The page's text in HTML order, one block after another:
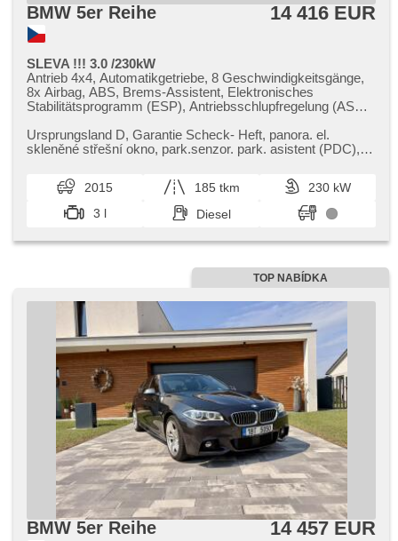
BMW 5er Reihe 14 416 EUR
SLEVA !!! 3.0 /230kW
Antrieb 4x4, Automatikgetriebe, 8 Geschwindigkeitsgänge,
8x Airbag, ABS, Brems-Assistent, Elektronisches
Stabilitätsprogramm (ESP), Antriebsschlupfregelung (ASR),
Klimaautomatik, Klimaanlage, Standheizung, Tempomat,
Xenonscheinwerfer, Bi Xenon-Scheinwerfer, Alufelgen, erfüllt
Lichtsensor, Scheibenwischersensor, autom. einstellbares
Lenkrad, Lenkrad einstellbar, Multifunktionslenkrad, řazení
pádly pod volantem, Bluetooth, El. Wagentürschlüssung, El.
Seitenscheiben, El. Vorderscheiben, El. Dachfenster,
Zentralverriegelung mit Funkfernbedienung, Sportsitze,
System, AUX, zadní loketní opěrka, roletky na zadních
Ursprungsland D,​ Garantie Scheck​- Heft,​ panora. el.
skleněné střešní okno,​ park.senzor. park. asistent (PDC),​
2015 185 tkm
230 kW
3 l
Diesel
TOP NABÍDKA
BMW 5er Reihe 14 457 EUR